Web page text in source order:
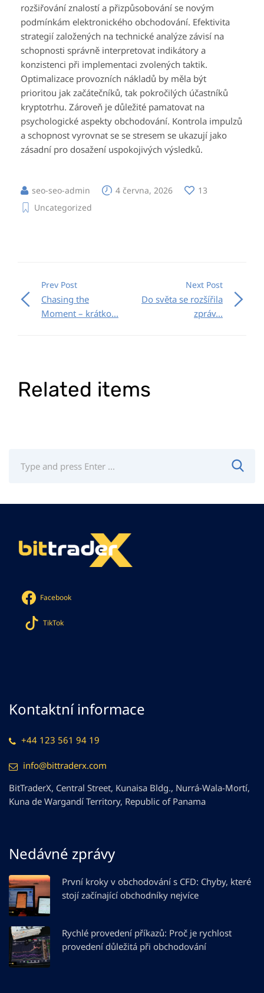
rozšiřování znalostí a přizpůsobování se novým
podmínkám elektronického obchodování. Efektivita
strategií založených na technické analýze závisí na
schopnosti správně interpretovat indikátory a
konzistenci při implementaci zvolených taktik.
Optimalizace provozních nákladů by měla být
prioritou jak začátečníků, tak pokročilých účastníků
kryptotrhu. Zároveň je důležité pamatovat na
psychologické aspekty obchodování. Kontrola impulzů
a schopnost vyrovnat se se stresem se ukazují jako
zásadní pro dosažení uspokojivých výsledků.
seo-seo-admin 4 června, 2026
13
Uncategorized
Prev Post
Chasing the
Moment – krátko...
Next Post
Do světa se rozšířila
zpráv...
Related items
Facebook
TikTok
Kontaktní informace
+44 123 561 94 19
info@bittraderx.com
BitTraderX, Central Street, Kunaisa Bldg., Nurrá-Wala-Mortí,
Kuna de Wargandí Territory, Republic of Panama
Nedávné zprávy
První kroky v obchodování s CFD: Chyby, které
stojí začínající obchodníky nejvíce
Rychlé provedení příkazů: Proč je rychlost
provedení důležitá při obchodování